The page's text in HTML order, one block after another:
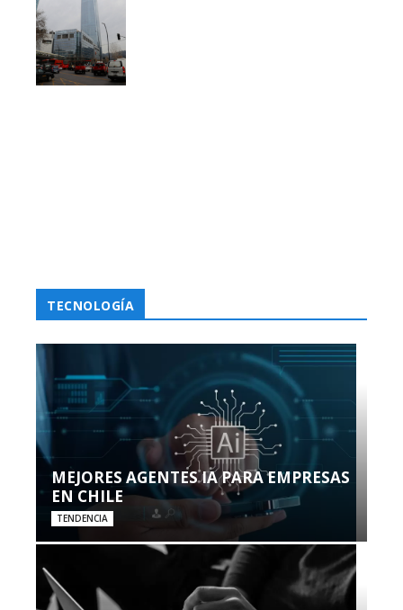
TECNOLOGÍA
MEJORES AGENTES IA PARA EMPRESAS
EN CHILE
TENDENCIA